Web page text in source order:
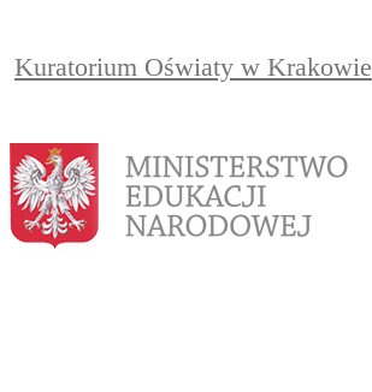
Kuratorium Oświaty w Krakowie